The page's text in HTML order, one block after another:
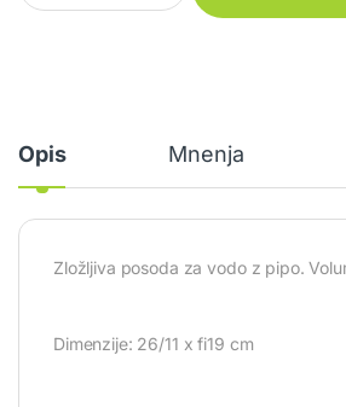
Opis Mnenja
Zložljiva posoda za vodo z pipo.
Dimenzije: 26/11 x fi19 cm